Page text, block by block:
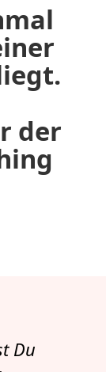
der
Du